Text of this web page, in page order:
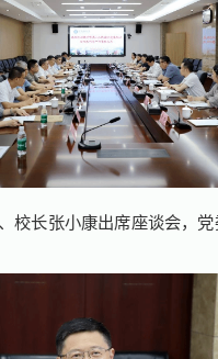
校长张小康出席座谈会，